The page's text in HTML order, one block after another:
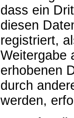
dass ein
diesen
registriert,
Weitergabe
erhobenen
durch
werden,